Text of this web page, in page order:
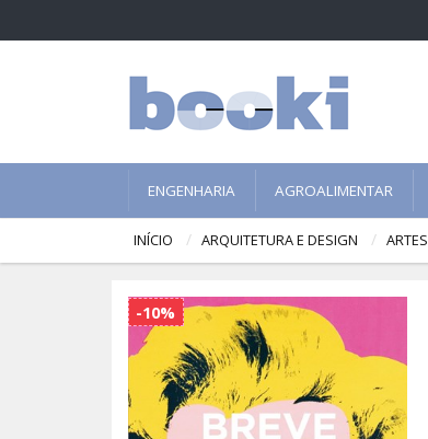
ENGENHARIA AGROALIMENTAR
INÍCIO ARQUITETURA E DESIGN ARTES
-10%